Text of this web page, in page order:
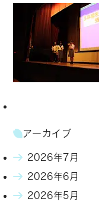
アーカイブ
2026年7月
2026年6月
2026年5月